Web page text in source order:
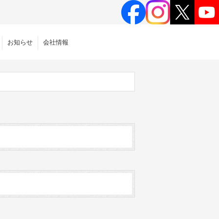
お知らせ 会社情報